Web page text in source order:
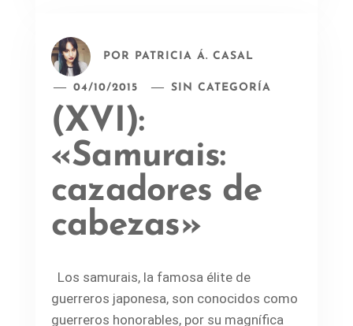
POR PATRICIA Á. CASAL
04/10/2015 SIN CATEGORÍA
(XVI):
«Samurais:
cazadores de
cabezas»
Los samurais, la famosa élite de
guerreros japonesa, son conocidos como
guerreros honorables, por su magnífica